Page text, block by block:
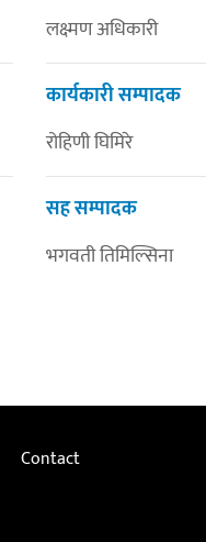
लक्ष्मण अधिकारी
कार्यकारी सम्पादक
रोहिणी घिमिरे
सह सम्पादक
भगवती तिमिल्सिना
Contact